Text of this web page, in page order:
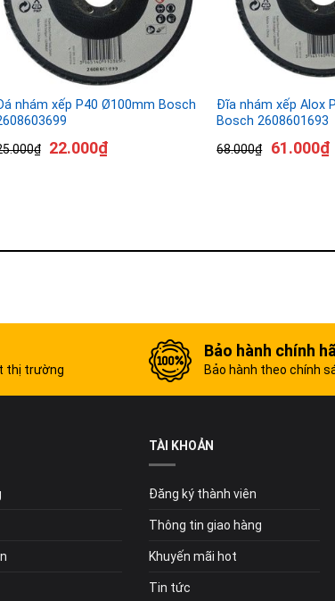
nhám xếp P40 Ø100mm Bosch
₫ 22.000₫
Đĩa nhám xếp Alox
Bosch 2608601693
68.000₫ 61.000₫
thị trường
Bảo hành chính
Bảo hành theo chính
TÀI KHOẢN
Đăng ký thành viên
Thông tin giao hàng
Khuyến mãi hot
Tin tức